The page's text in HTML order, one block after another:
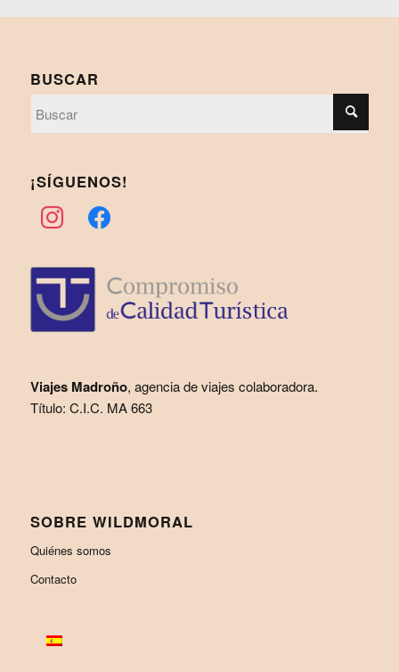
BUSCAR
¡SÍGUENOS!
instagramfacebook
Viajes Madroño, agencia de viajes colaboradora.
Título: C.I.C. MA 663
SOBRE WILDMORAL
Quiénes somos
Contacto